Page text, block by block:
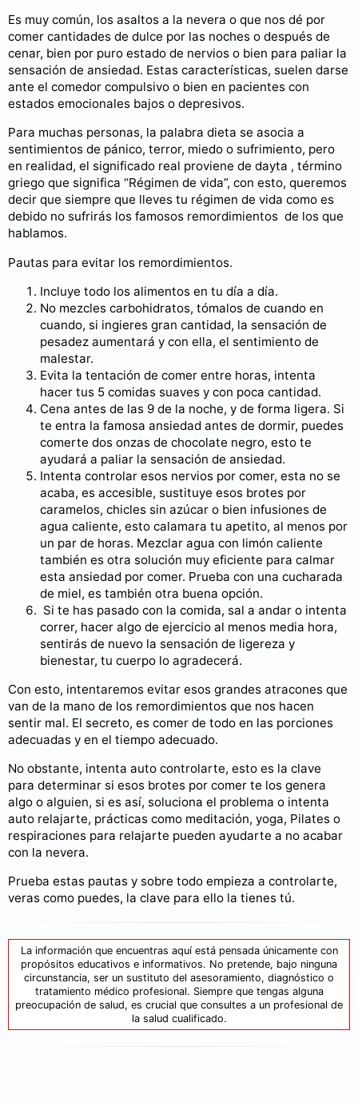
Es muy común, los asaltos a la nevera o que nos dé por
comer cantidades de dulce por las noches o después de
cenar, bien por puro estado de nervios o bien para paliar la
sensación de ansiedad. Estas características, suelen darse
ante el comedor compulsivo o bien en pacientes con
estados emocionales bajos o depresivos.
Para muchas personas, la palabra dieta se asocia a
sentimientos de pánico, terror, miedo o sufrimiento, pero
en realidad, el significado real proviene de dayta , término
griego que significa “Régimen de vida”, con esto, queremos
decir que siempre que lleves tu régimen de vida como es
debido no sufrirás los famosos remordimientos de los que
hablamos.
Pautas para evitar los remordimientos.
Incluye todo los alimentos en tu día a día.
No mezcles carbohidratos, tómalos de cuando en
cuando, si ingieres gran cantidad, la sensación de
pesadez aumentará y con ella, el sentimiento de
malestar.
Evita la tentación de comer entre horas, intenta
hacer tus 5 comidas suaves y con poca cantidad.
Cena antes de las 9 de la noche, y de forma ligera. Si
te entra la famosa ansiedad antes de dormir, puedes
comerte dos onzas de chocolate negro, esto te
ayudará a paliar la sensación de ansiedad.
Intenta controlar esos nervios por comer, esta no se
acaba, es accesible, sustituye esos brotes por
caramelos, chicles sin azúcar o bien infusiones de
agua caliente, esto calamara tu apetito, al menos por
un par de horas. Mezclar agua con limón caliente
también es otra solución muy eficiente para calmar
esta ansiedad por comer. Prueba con una cucharada
de miel, es también otra buena opción.
Si te has pasado con la comida, sal a andar o intenta
correr, hacer algo de ejercicio al menos media hora,
sentirás de nuevo la sensación de ligereza y
bienestar, tu cuerpo lo agradecerá.
Con esto, intentaremos evitar esos grandes atracones que
van de la mano de los remordimientos que nos hacen
sentir mal. El secreto, es comer de todo en las porciones
adecuadas y en el tiempo adecuado.
No obstante, intenta auto controlarte, esto es la clave
para determinar si esos brotes por comer te los genera
algo o alguien, si es así, soluciona el problema o intenta
auto relajarte, prácticas como meditación, yoga, Pilates o
respiraciones para relajarte pueden ayudarte a no acabar
con la nevera.
Prueba estas pautas y sobre todo empieza a controlarte,
veras como puedes, la clave para ello la tienes tú.
La información que encuentras aquí está pensada únicamente con
propósitos educativos e informativos. No pretende, bajo ninguna
circunstancia, ser un sustituto del asesoramiento, diagnóstico o
tratamiento médico profesional. Siempre que tengas alguna
preocupación de salud, es crucial que consultes a un profesional de
la salud cualificado.